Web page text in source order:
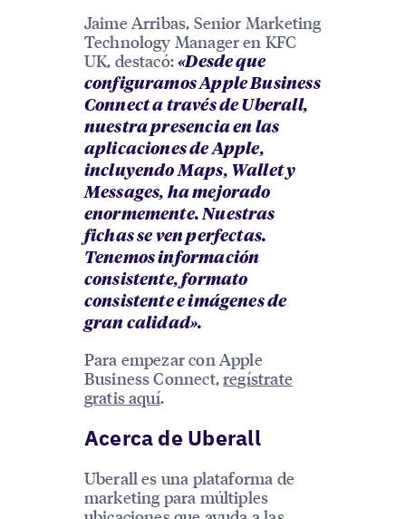
Jaime Arribas, Senior Marketing
Technology Manager en KFC
UK, destacó:«Desde que
configuramos Apple Business
Connect a través de Uberall,
nuestra presencia en las
aplicaciones de Apple,
incluyendo Maps, Wallet y
Messages, ha mejorado
enormemente. Nuestras
fichas se ven perfectas.
Tenemos información
consistente, formato
consistente e imágenes de
gran calidad».
Para empezar con Apple
Business Connect,regístrate
gratis aquí.
Acerca de Uberall
Uberall es una plataforma de
marketing para múltiples